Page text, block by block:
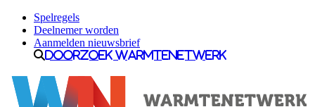
Ga naar inhoud
Spelregels
Deelnemer worden
Aanmelden nieuwsbrief
Doorzoek Warmtenetwerk